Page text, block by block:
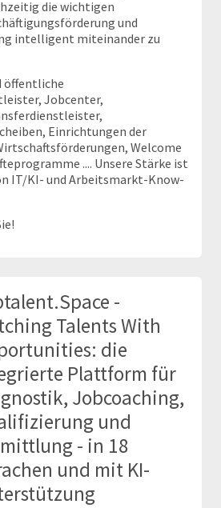
die wichtigen
und
intelligent miteinander zu
öffentliche
Jobcenter,
Einrichtungen der
Welcome
.... Unsere Stärke ist
IT/KI- und Arbeitsmarkt-Know-
-
Talents With
die
Plattform für
Jobcoaching,
und
- in 18
und mit KI-